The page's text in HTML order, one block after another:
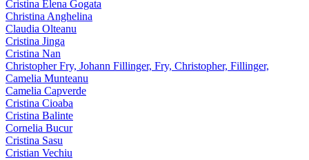
Cristina Elena Gogata
Christina Anghelina
Claudia Olteanu
Cristina Jinga
Cristina Nan
Christopher Fry, Johann Fillinger, Fry, Christopher, Fillinger,
Camelia Munteanu
Camelia Capverde
Cristina Cioaba
Cristina Balinte
Cornelia Bucur
Cristina Sasu
Cristian Vechiu